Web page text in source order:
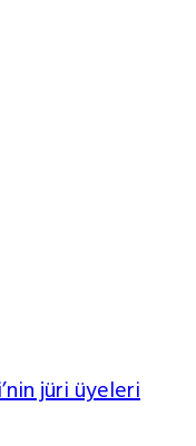
jüri üyeleri